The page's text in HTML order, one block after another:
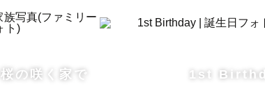
桜の咲く家で 1st